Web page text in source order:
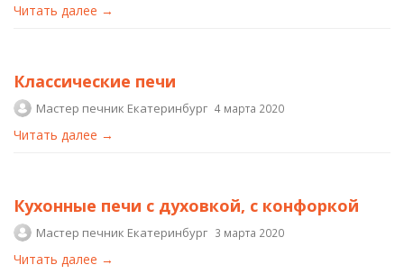
Читать далее →
Классические печи
Мастер печник Екатеринбург 4 марта 2020
Читать далее →
Кухонные печи с духовкой, с конфоркой
Мастер печник Екатеринбург 3 марта 2020
Читать далее →